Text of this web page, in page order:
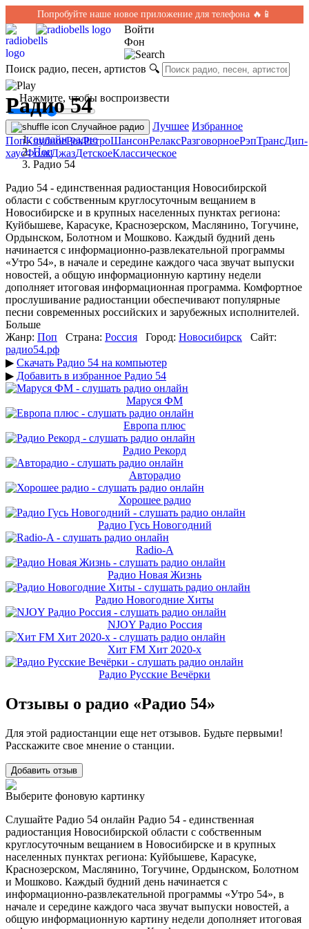
Попробуйте наше новое приложение для телефона 🔥📱
Войти
Фон
Поиск радио, песен, артистов 🔍
← Нажмите, чтобы воспроизвести
Случайное радио Лучшее Избранное
ПопКлубноеРокРетроШансонРелаксРазговорноеРэпТрансДип-
хаусФолкДжазДетскоеКлассическое
Радио 54
онлайн радио
Поп
Радио 54
Радио 54 - единственная радиостанция Новосибирской
области с собственным круглосуточным вещанием в
Новосибирске и в крупных населенных пунктах региона:
Куйбышеве, Карасуке, Краснозерском, Маслянино, Тогучине,
Ордынском, Болотном и Мошково. Каждый будний день
начинается с информационно-развлекательной программы
«Утро 54», в начале и середине каждого часа звучат выпуски
новостей, а общую информационную картину недели
дополняет итоговая информационная программа. Комфортное
прослушивание радиостанции обеспечивают популярные
песни современных российских и зарубежных исполнителей.
Больше
Жанр: Поп Страна: Россия Город: Новосибирск
Сайт:
радио54.рф
▶ Скачать Радио 54 на компьютер
▶ Добавить в избранное Радио 54
Маруся ФМ
Европа плюс
Радио Рекорд
Авторадио
Хорошее радио
Радио Гусь Новогодний
Radio-A
Радио Новая Жизнь
Радио Новогодние Хиты
NJOY Радио Россия
Хит FM Хит 2020-х
Радио Русские Вечёрки
Отзывы о радио «Радио 54»
Для этой радиостанции еще нет отзывов. Будьте первыми!
Расскажите свое мнение о станции.
Добавить отзыв
Выберите фоновую картинку
Слушайте Радио 54 онлайн Радио 54 - единственная
радиостанция Новосибирской области с собственным
круглосуточным вещанием в Новосибирске и в крупных
населенных пунктах региона: Куйбышеве, Карасуке,
Краснозерском, Маслянино, Тогучине, Ордынском, Болотном
и Мошково. Каждый будний день начинается с
информационно-развлекательной программы «Утро 54», в
начале и середине каждого часа звучат выпуски новостей, а
общую информационную картину недели дополняет итоговая